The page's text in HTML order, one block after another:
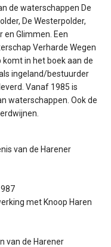
de waterschappen De
De Westerpolder,
en Glimmen. Een
Verharde Wegen
komt in het boek aan de
ingeland/bestuurder
Vanaf 1985 is
waterschappen. Ook de
van de Harener
met Knoop Haren
van de Harener